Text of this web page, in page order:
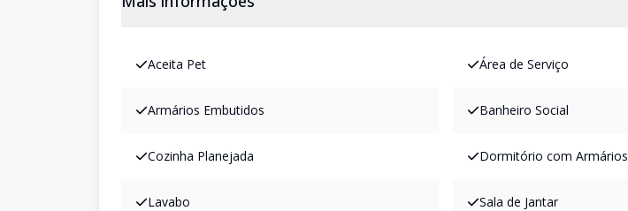
Aceita Pet Área de Serviço
Armários Embutidos Banheiro Social
Cozinha Planejada Dormitório com Armários
Lavabo Sala de Jantar